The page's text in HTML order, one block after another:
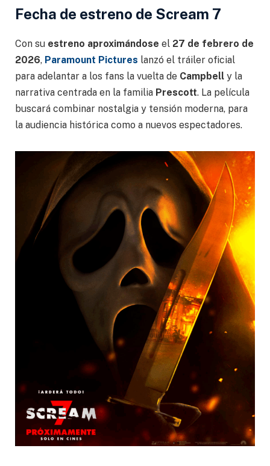
Fecha de estreno de Scream 7
Con su estreno aproximándose el 27 de febrero de
2026, Paramount Pictures lanzó el tráiler oficial
para adelantar a los fans la vuelta de Campbell y la
narrativa centrada en la familia Prescott. La película
buscará combinar nostalgia y tensión moderna, para
la audiencia histórica como a nuevos espectadores.